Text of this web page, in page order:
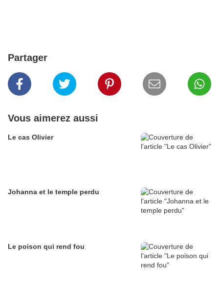
Partager
Vous aimerez aussi
Le cas Olivier
Johanna et le temple perdu
Le poison qui rend fou